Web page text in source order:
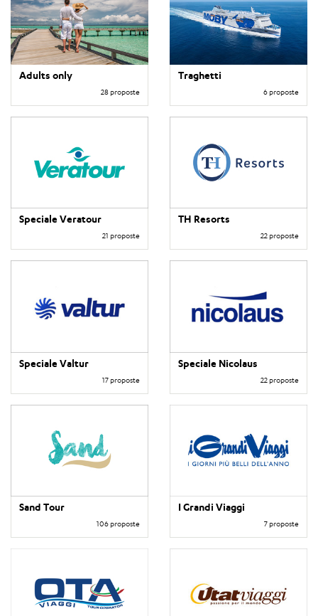
Adults only
28 proposte
Traghetti
6 proposte
Speciale Veratour
21 proposte
TH Resorts
22 proposte
Speciale Valtur
17 proposte
Speciale Nicolaus
22 proposte
Sand Tour
106 proposte
I Grandi Viaggi
7 proposte